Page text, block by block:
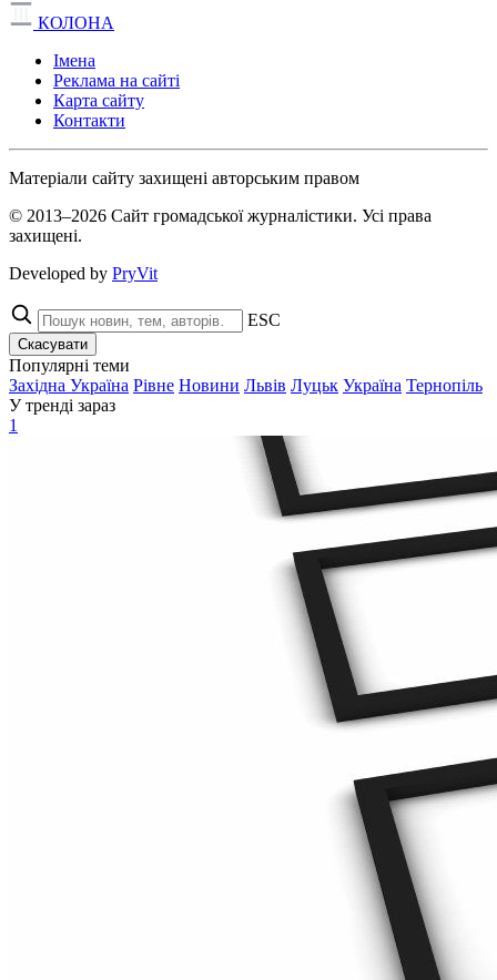
КОЛОНА
Імена
Реклама на сайті
Карта сайту
Контакти
Матеріали сайту захищені авторським правом
© 2013–2026 Сайт громадської журналістики. Усі права
захищені.
Developed by PryVit
ESC
Скасувати
Популярні теми
Західна Україна Рівне Новини Львів Луцьк Україна Тернопіль
У тренді зараз
1